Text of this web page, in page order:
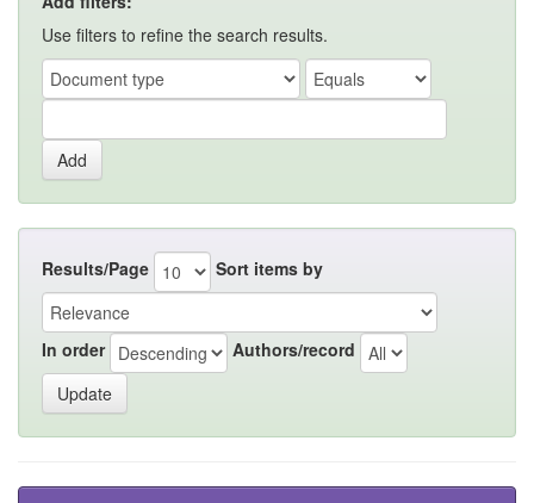
Use filters to refine the search results.
Results/Page Sort items by
In order Authors/record